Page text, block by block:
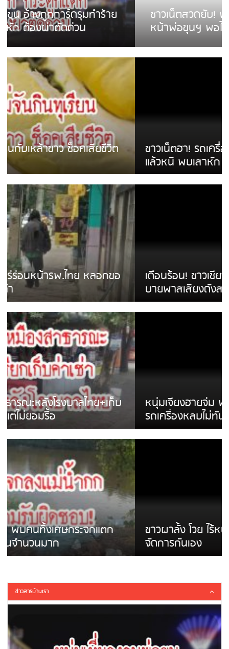
ชาวเน็ตสวดยับ! พบพม่าเร่ขายพวงมาลัย
หน้าพ่อขุนฯ พอไม่ซื้อเดินตาม
ชาวเน็ตฮา! รถเครื่องแม่สายชนป้ายร้านโลงศพ
แล้วหนี พบเสาหัก เบรคหัก หวิดได้ใช้บริการ
เดือนร้อน! ชาวเชียงรายบ่นรถ Isuzu สีขาวซิ่ง
บายพาสเสียงดังสร้างความรำคาญ
หนุ่มเจียงฮายจ่ม พบถังน้ำดื่มตกกลางถนน
รถเครื่องหลบไม่ทันล้มบาดเจ็บ
ชาวผาลั้ง โวย ไร้หน่วยงานดูแล ดินสไลด์ ต้อง
จัดการกันเอง
ข่าวสารบ้านเรา